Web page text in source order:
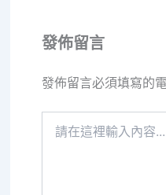
發佈留言
發佈留言必須填寫的